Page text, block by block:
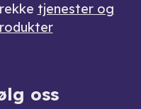
tjenester og
oss